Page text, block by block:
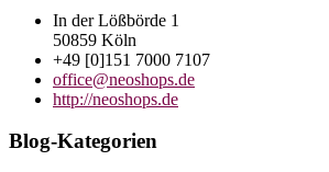
In der Lößbörde 1
50859 Köln
+49 [0]151 7000 7107
office@neoshops.de
http://neoshops.de
Blog-Kategorien